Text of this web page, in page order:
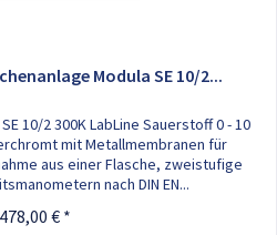
Modula SE 10/2...
10/2 300K LabLine Sauerstoff 0 - 10
mit Metallmembranen für
aus einer Flasche, zweistufige
nach DIN EN...
€ *